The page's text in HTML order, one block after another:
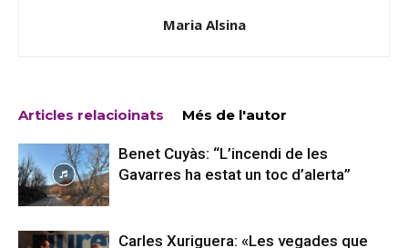
Maria Alsina
Articles relacioinats Més de l'autor
Benet Cuyàs: “L’incendi de les
Gavarres ha estat un toc d’alerta”
Carles Xuriguera: «Les vegades que